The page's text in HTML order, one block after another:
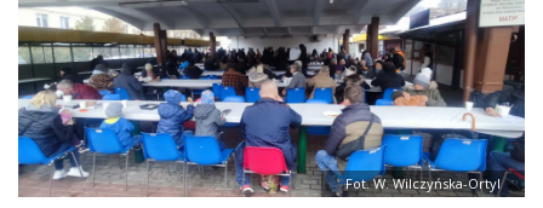
Fot. W. Wilczyńska-Ortyl